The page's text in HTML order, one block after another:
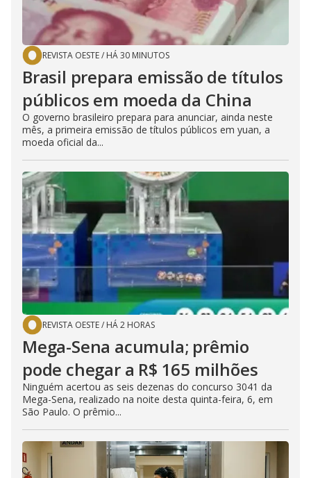
REVISTA OESTE/ HÁ 30 MINUTOS
Brasil prepara emissão de títulos
públicos em moeda da China
O governo brasileiro prepara para anunciar, ainda neste
mês, a primeira emissão de títulos públicos em yuan, a
moeda oficial da...
REVISTA OESTE/ HÁ 2 HORAS
Mega-Sena acumula; prêmio
pode chegar a R$ 165 milhões
Ninguém acertou as seis dezenas do concurso 3041 da
Mega-Sena, realizado na noite desta quinta-feira, 6, em
São Paulo. O prêmio...